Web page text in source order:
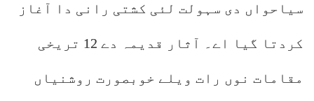
سیاحواں دی سہولت لئی کشتی رانی دا آغاز
کردتا گیا اے۔ آثار قدیمہ دے 12 تریخی
مقامات نوں رات ویلے خوبصورت روشنیاں